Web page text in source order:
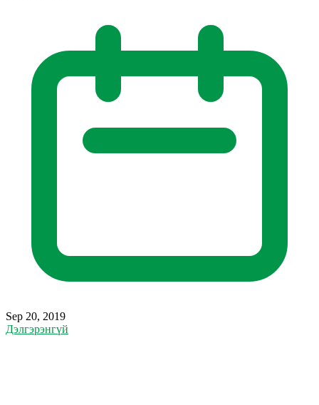
Sep 20, 2019
Дэлгэрэнгүй